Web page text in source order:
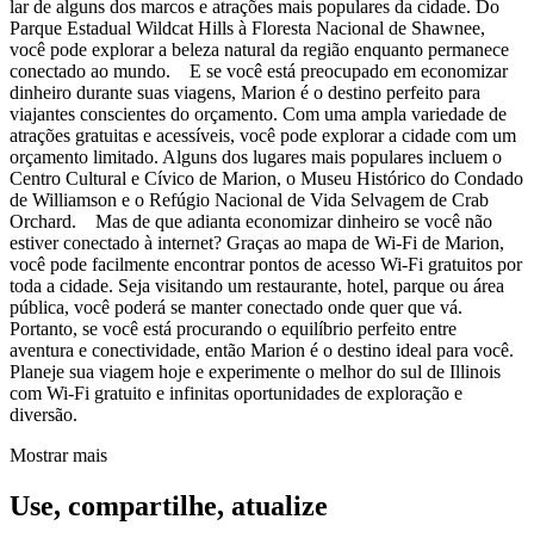
lar de alguns dos marcos e atrações mais populares da cidade. Do
Parque Estadual Wildcat Hills à Floresta Nacional de Shawnee,
você pode explorar a beleza natural da região enquanto permanece
conectado ao mundo. E se você está preocupado em economizar
dinheiro durante suas viagens, Marion é o destino perfeito para
viajantes conscientes do orçamento. Com uma ampla variedade de
atrações gratuitas e acessíveis, você pode explorar a cidade com um
orçamento limitado. Alguns dos lugares mais populares incluem o
Centro Cultural e Cívico de Marion, o Museu Histórico do Condado
de Williamson e o Refúgio Nacional de Vida Selvagem de Crab
Orchard. Mas de que adianta economizar dinheiro se você não
estiver conectado à internet? Graças ao mapa de Wi-Fi de Marion,
você pode facilmente encontrar pontos de acesso Wi-Fi gratuitos por
toda a cidade. Seja visitando um restaurante, hotel, parque ou área
pública, você poderá se manter conectado onde quer que vá.
Portanto, se você está procurando o equilíbrio perfeito entre
aventura e conectividade, então Marion é o destino ideal para você.
Planeje sua viagem hoje e experimente o melhor do sul de Illinois
com Wi-Fi gratuito e infinitas oportunidades de exploração e
diversão.
Mostrar mais
Use, compartilhe, atualize